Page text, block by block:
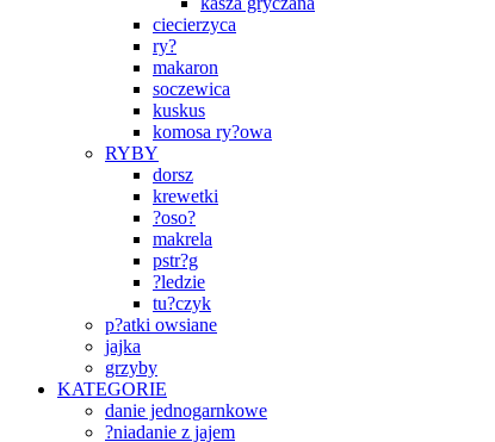
ciecierzyca
ry?
makaron
soczewica
kuskus
komosa ry?owa
RYBY
dorsz
krewetki
?oso?
makrela
pstr?g
?ledzie
tu?czyk
p?atki owsiane
jajka
grzyby
KATEGORIE
danie jednogarnkowe
?niadanie z jajem